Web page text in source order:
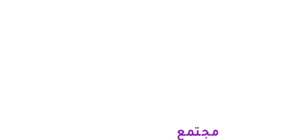
مجتمع